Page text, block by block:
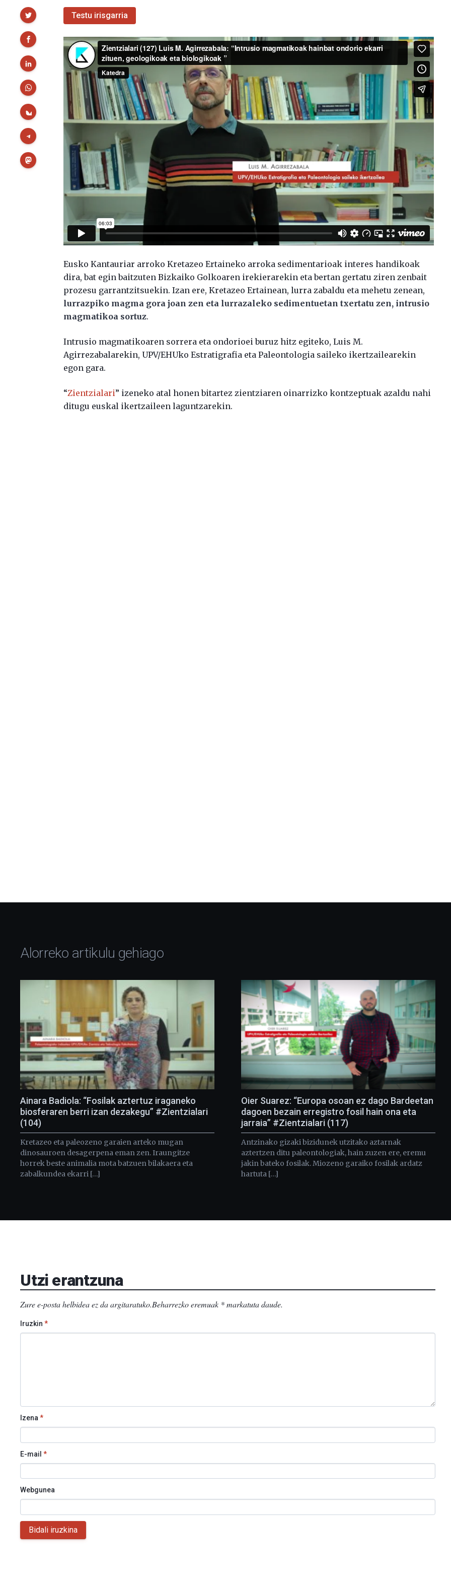
Testu irisgarria
Eusko Kantauriar arroko Kretazeo Ertaineko arroka sedimentarioak interes handikoak
dira, bat egin baitzuten Bizkaiko Golkoaren irekierarekin eta bertan gertatu ziren zenbait
prozesu garrantzitsuekin. Izan ere, Kretazeo Ertainean, lurra zabaldu eta mehetu zenean,
lurrazpiko magma gora joan zen eta lurrazaleko sedimentuetan txertatu zen, intrusio
magmatikoa sortuz.
Intrusio magmatikoaren sorrera eta ondorioei buruz hitz egiteko, Luis M.
Agirrezabalarekin, UPV/EHUko Estratigrafia eta Paleontologia saileko ikertzailearekin
egon gara.
“Zientzialari” izeneko atal honen bitartez zientziaren oinarrizko kontzeptuak azaldu nahi
ditugu euskal ikertzaileen laguntzarekin.
Partekatu
Alorreko artikulu gehiago
Ainara Badiola: “Fosilak aztertuz iraganeko
biosferaren berri izan dezakegu” #Zientzialari
(104)
Kretazeo eta paleozeno garaien arteko mugan
dinosauroen desagerpena eman zen. Iraungitze
horrek beste animalia mota batzuen bilakaera eta
zabalkundea ekarri […]
Oier Suarez: “Europa osoan ez dago Bardeetan
dagoen bezain erregistro fosil hain ona eta
jarraia” #Zientzialari (117)
Antzinako gizaki bizidunek utzitako aztarnak
aztertzen ditu paleontologiak, hain zuzen ere, eremu
jakin bateko fosilak. Miozeno garaiko fosilak ardatz
hartuta […]
Utzi erantzuna
Zure e-posta helbidea ez da argitaratuko.Beharrezko eremuak *markatuta daude.
Iruzkin*
Izena*
E-mail*
Webgunea
Bidali iruzkina